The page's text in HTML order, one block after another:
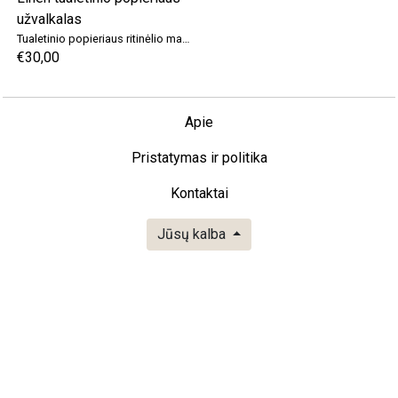
€30,00
Apie
Pristatymas ir politika
Kontaktai
Jūsų kalba